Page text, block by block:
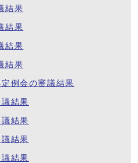
結果
結果
結果
結果
例会の審議結果
結果
結果
結果
結果